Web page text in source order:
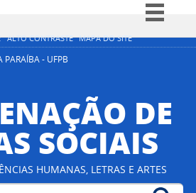
ALTO CONTRASTE MAPA DO SITE
Simplifique!
Acesso à informação
Legislação
Canais
PARAÍBA - UFPB
DE
SOCIAIS
HUMANAS, LETRAS E ARTES